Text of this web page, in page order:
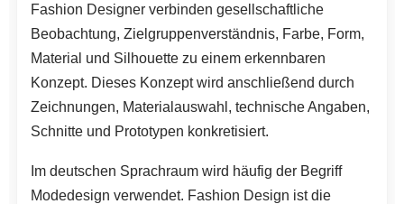
Fashion Designer verbinden gesellschaftliche
Beobachtung, Zielgruppenverständnis, Farbe, Form,
Material und Silhouette zu einem erkennbaren
Konzept. Dieses Konzept wird anschließend durch
Zeichnungen, Materialauswahl, technische Angaben,
Schnitte und Prototypen konkretisiert.
Im deutschen Sprachraum wird häufig der Begriff
Modedesign verwendet. Fashion Design ist die